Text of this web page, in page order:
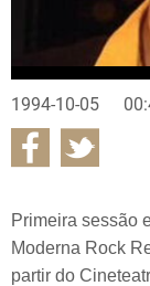
1994-10-05
Primeira sessão
Moderna Rock
partir do